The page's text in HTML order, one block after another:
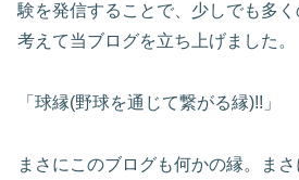
験を発信することで、少しでも多
考えて当ブログを立ち上げました。
「球縁(野球を通じて繋がる縁)!!」
まさにこのブログも何かの縁。ま